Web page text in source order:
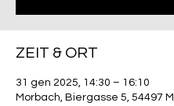
ZEIT & ORT
31 gen 2025, 14:30 – 16:10
Morbach, Biergasse 5, 54497